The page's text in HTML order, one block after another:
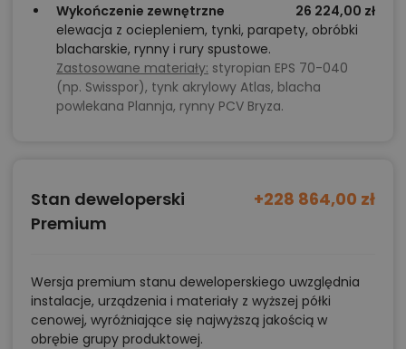
Wykończenie zewnętrzne
26 224,00 zł
elewacja z ociepleniem, tynki, parapety, obróbki
blacharskie, rynny i rury spustowe.
Zastosowane materiały: styropian EPS 70-040
(np. Swisspor), tynk akrylowy Atlas, blacha
powlekana Plannja, rynny PCV Bryza.
Stan deweloperski
Premium
+228 864,00 zł
Wersja premium stanu deweloperskiego uwzględnia
instalacje, urządzenia i materiały z wyższej półki
cenowej, wyróżniające się najwyższą jakością w
obrębie grupy produktowej.